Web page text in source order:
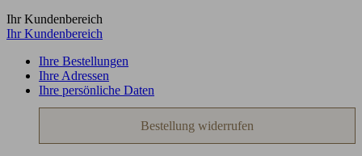
Ihr Kundenbereich
Ihr Kundenbereich
Ihre Bestellungen
Ihre Adressen
Ihre persönliche Daten
Bestellung widerrufen